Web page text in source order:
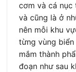
cơm và cá nục
và cũng là ở
nên mỗi khu
từng vùng
mắm thành
đoạn như sau